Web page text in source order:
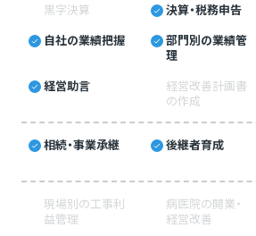
黒字決算 決算・税務申告
自社の業績把握
部門別の業績管
理
経営助言
経営改善計画書
の作成
相続・事業承継 後継者育成
現場別の工事利
益管理
病医院の開業・
経営改善